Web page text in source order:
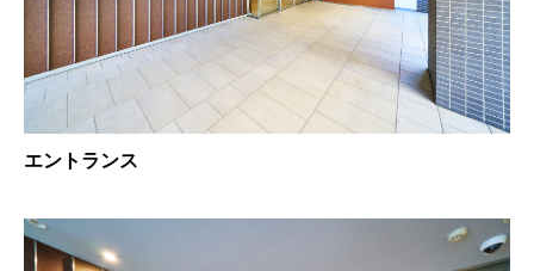
エントランス